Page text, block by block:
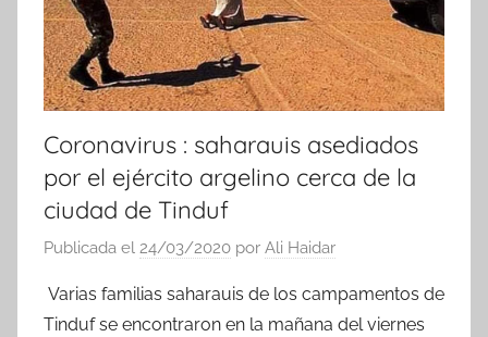
Coronavirus : saharauis asediados
por el ejército argelino cerca de la
ciudad de Tinduf
Publicada el 24/03/2020 por Ali Haidar
Varias familias saharauis de los campamentos de
Tinduf se encontraron en la mañana del viernes